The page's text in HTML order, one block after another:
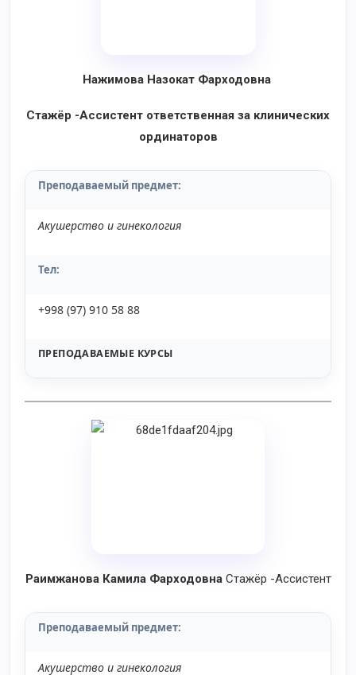
Нажимова Назокат Фарходовна
Стажёр -Ассистент ответственная за клинических
ординаторов
Преподаваемый предмет:
Акушерство и гинекология
Тел:
+998 (97) 910 58 88
ПРЕПОДАВАЕМЫЕ КУРСЫ
Раимжанова Камила ФарходовнаСтажёр -Ассистент
Преподаваемый предмет:
Акушерство и гинекология